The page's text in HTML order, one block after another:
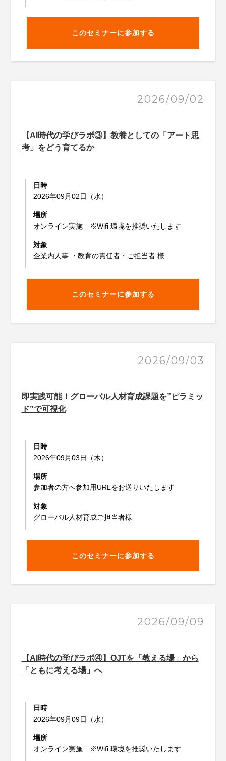
このセミナーに参加する
2026/09/02
【AI時代の学びラボ③】教養としての「アート思
考」をどう育てるか
日時
2026年09月02日（水）
場所
オンライン実施 ※Wifi 環境を推奨いたします
対象
企業内人事 ・教育の責任者・ご担当者 様
このセミナーに参加する
2026/09/03
即実践可能！グローバル人材育成課題を”ピラミッ
ド”で可視化
日時
2026年09月03日（木）
場所
参加者の方へ参加用URLをお送りいたします
対象
グローバル人材育成ご担当者様
このセミナーに参加する
2026/09/09
【AI時代の学びラボ④】OJTを「教える場」から
「ともに考える場」へ
日時
2026年09月09日（水）
場所
オンライン実施 ※Wifi 環境を推奨いたします